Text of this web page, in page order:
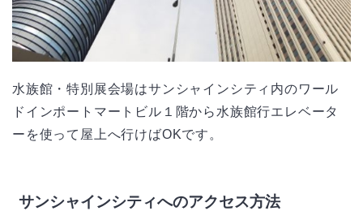
水族館・特別展会場はサンシャインシティ内のワール
ドインポートマートビル１階から水族館行エレベータ
ーを使って屋上へ行けばOKです。
サンシャインシティへのアクセス方法